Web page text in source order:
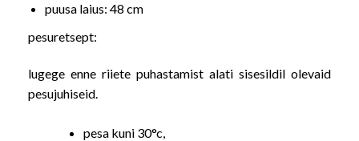
puusa laius: 48 cm
pesuretsept:
lugege enne riiete puhastamist alati sisesildil olevaid
pesujuhiseid.
pesa kuni 30°c,